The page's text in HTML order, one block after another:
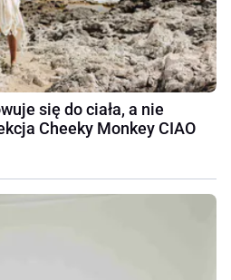
się do ciała, a nie
Cheeky Monkey CIAO